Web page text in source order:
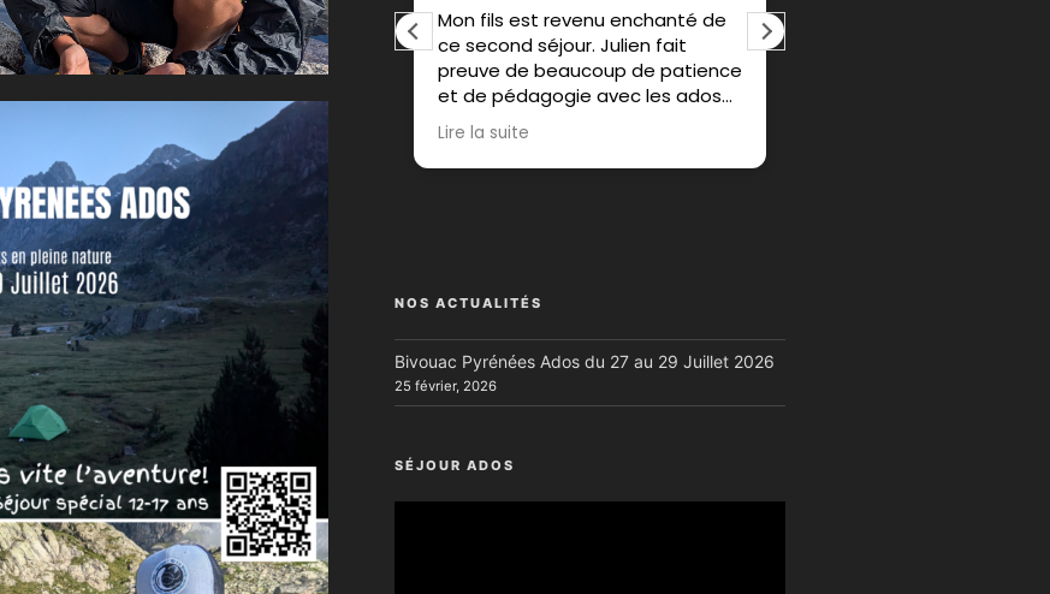
Nous avons passé une matinée
formidable lors de notre initiation
pêche à la mouche avec Julien.
Pédagogue, patient et très
recommandons sans aucune
réserve !
Réponse du propriétaire
Merci Julia pour ce chouette avis!
J'ai passé moi aussi un très bon
moment avec vous 2, content
que ça vous ait plu !
Mon fils est revenu enchanté de
ce second séjour. Julien fait
preuve de beaucoup de patience
et de pédagogie avec les ados
et sait transmettre sa passion
de la nature et de la pêche. Le
site de pêche était encore une
Réponse du propriétaire
aies apprécié ce bivouac pêche !
Bonnes vacances 😉
Lire la suite
NOS ACTUALITÉS
Bivouac Pyrénées Ados du 27 au 29 Juillet 2026
25 février, 2026
SÉJOUR ADOS